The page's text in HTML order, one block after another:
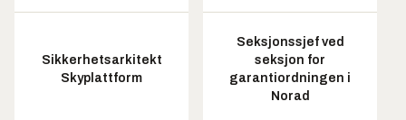
Sikkerhetsarkitekt
Skyplattform
Seksjonssjef ved
seksjon for
garantiordningen i
Norad